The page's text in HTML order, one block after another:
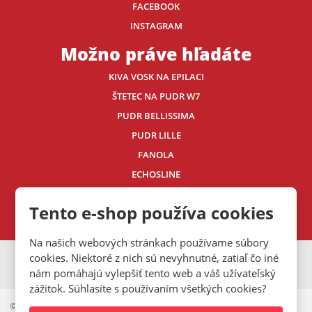
Tento e-shop používa cookies
Na našich webových stránkach používame súbory
cookies. Niektoré z nich sú nevyhnutné, zatiaľ čo iné
nám pomáhajú vylepšiť tento web a váš užívateľský
zážitok. Súhlasíte s používaním všetkých cookies?
FACEBOOK
INSTAGRAM
Možno práve hľadáte
KIVA VOSK NA EPILACI
ŠTETEC NA PUDR W7
PUDR BELLISSIMA
PUDR LILLE
FANOLA
ECHOSLINE
Kontaktujte nás
© 2026, Mystic.CZ s.r.o.
VISA MasterCard
Maestro